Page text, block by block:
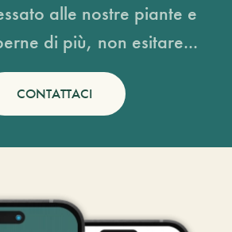
alle nostre piante e
di più, non esitare...
CONTATTACI